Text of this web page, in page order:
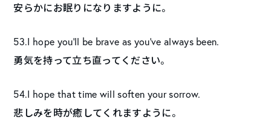
安らかにお眠りになりますように。
53.I hope you’ll be brave as you’ve always been.
勇気を持って立ち直ってください。
54.I hope that time will soften your sorrow.
悲しみを時が癒してくれますように。